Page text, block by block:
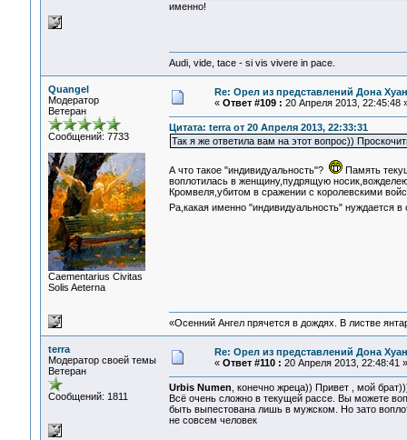
именно!
Audi, vide, tace - si vis vivere in pace.
Quangel
Модератор
Ветеран
Сообщений: 7733
Сaementarius Civitas
Solis Aeterna
Re: Орел из представлений Дона
« Ответ #109 : 20 Апреля 2013, 22:45:48
Цитата: terra от 20 Апреля 2013, 22:33:31
Так я же ответила вам на этот вопрос))
А что такое "индивидуальность"?
Память
воплотилась в женщину,пудрящую
Кромвеля,убитом в сражении с королевскими
Ра,какая именно "индивидуальность" нуждается
«Осенний Ангел прячется в дождях. В листве
terra
Модератор своей темы
Ветеран
Сообщений: 1811
Re: Орел из представлений Дона
« Ответ #110 : 20 Апреля 2013, 22:48:41 »
Urbis Numen , конечно жреца)) Привет , мой
Всё очень сложно в текущей рассе. Вы можете
быть выпестована лишь в мужском. Но зато
не совсем человек